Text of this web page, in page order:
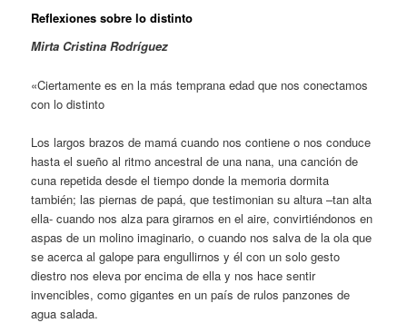
Reflexiones sobre lo distinto
Mirta Cristina Rodríguez
«Ciertamente es en la más temprana edad que nos conectamos
con lo distinto
Los largos brazos de mamá cuando nos contiene o nos conduce
hasta el sueño al ritmo ancestral de una nana, una canción de
cuna repetida desde el tiempo donde la memoria dormita
también; las piernas de papá, que testimonian su altura –tan alta
ella- cuando nos alza para girarnos en el aire, convirtiéndonos en
aspas de un molino imaginario, o cuando nos salva de la ola que
se acerca al galope para engullirnos y él con un solo gesto
diestro nos eleva por encima de ella y nos hace sentir
invencibles, como gigantes en un país de rulos panzones de
agua salada.